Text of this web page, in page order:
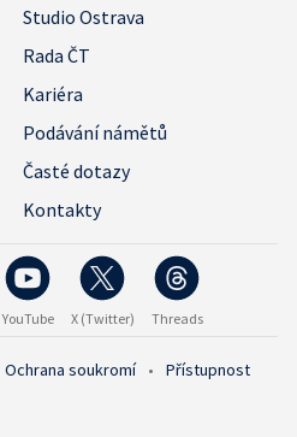
Studio Ostrava
Rada ČT
Kariéra
Podávání námětů
Časté dotazy
Kontakty
YouTube X (Twitter) Threads
Ochrana soukromí • Přístupnost